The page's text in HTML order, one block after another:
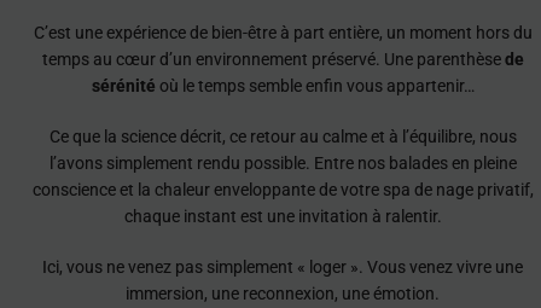
C’est une expérience de bien-être à part entière, un moment hors du
temps au cœur d’un environnement préservé. Une parenthèsede
sérénité où le temps semble enfin vous appartenir…
Ce que la science décrit, ce retour au calme et à l’équilibre, nous
l’avons simplement rendu possible. Entre nos balades en pleine
conscience et la chaleur enveloppante de votre spa de nage privatif,
chaque instant est une invitation à ralentir.
Ici, vous ne venez pas simplement « loger ». Vous venez vivre une
immersion, une reconnexion, une émotion.